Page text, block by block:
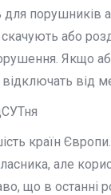
порушників
або
Якщо
відключать від
країн
але
що в останні